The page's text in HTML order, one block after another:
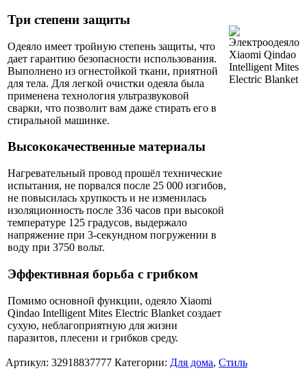
Три степени защиты
Одеяло имеет тройную степень защиты, что
дает гарантию безопасности использования.
Выполнено из огнестойкой ткани, приятной
для тела. Для легкой очистки одеяла была
применена технология ультразвуковой
сварки, что позволит вам даже стирать его в
стиральной машинке.
Высококачественные материалы
Нагревательный провод прошёл технические
испытания, не порвался после 25 000 изгибов,
не повысилась хрупкость и не изменилась
изоляционность после 336 часов при высокой
температуре 125 градусов, выдержало
напряжение при 3-секундном погружении в
воду при 3750 вольт.
Эффективная борьба с грибком
Помимо основной функции, одеяло Xiaomi
Qindao Intelligent Mites Electric Blanket создает
сухую, неблагоприятную для жизни
паразитов, плесени и грибков среду.
Артикул: 32918837777 Категории: Для дома, Стиль